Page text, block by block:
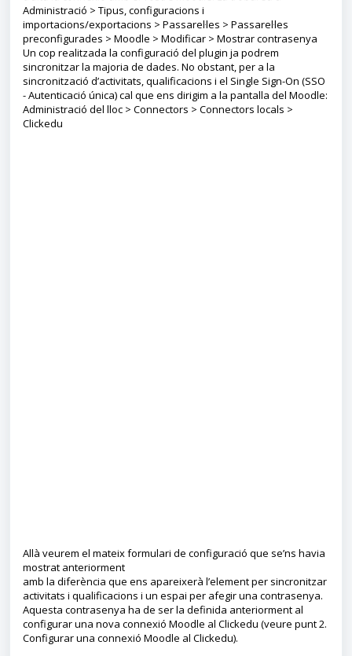
Administració > Tipus, configuracions i
importacions/exportacions > Passarel·les > Passarel·les
preconfigurades > Moodle > Modificar > Mostrar contrasenya
Un cop realitzada la configuració del plugin ja podrem
sincronitzar la majoria de dades. No obstant, per a la
sincronització d’activitats, qualificacions i el Single Sign-On (SSO
- Autenticació única) cal que ens dirigim a la pantalla del Moodle:
Administració del lloc > Connectors > Connectors locals >
Clickedu
Allà veurem el mateix formulari de configuració que se’ns havia
mostrat anteriorment
amb la diferència que ens apareixerà l’element per sincronitzar
activitats i qualificacions i un espai per afegir una contrasenya.
Aquesta contrasenya ha de ser la definida anteriorment al
configurar una nova connexió Moodle al Clickedu (veure punt 2.
Configurar una connexió Moodle al Clickedu).